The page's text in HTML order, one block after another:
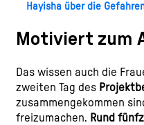
Hayisha über die
Motiviert zum
Das wissen auch die
zweiten Tag des
zusammengekommen
freizumachen. Rund